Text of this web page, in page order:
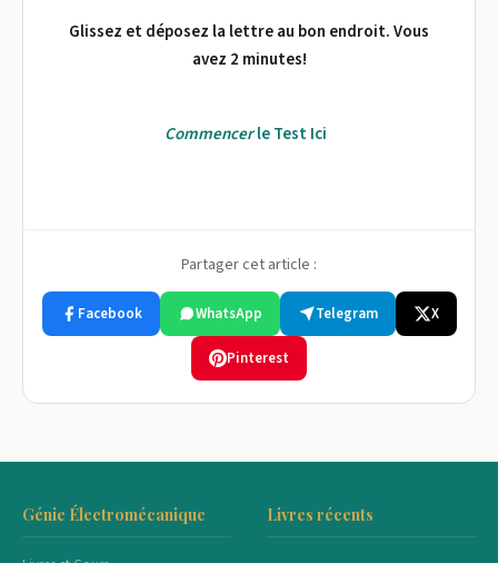
Glissez et déposez la lettre au bon endroit. Vous
avez 2 minutes!
Commencerle Test Ici
Partager cet article :
Facebook WhatsApp Telegram X
Pinterest
Génie Électromécanique Livres récents